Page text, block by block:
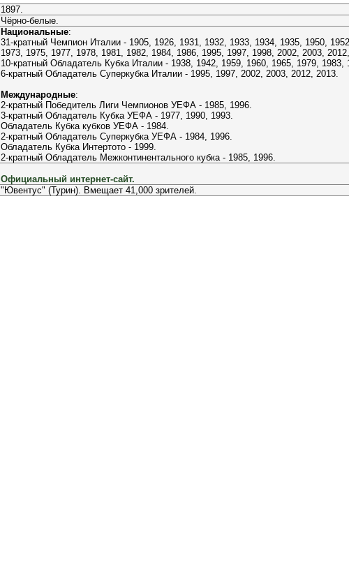
1897.
Чёрно-белые.
Национальные:
31-кратный Чемпион Италии - 1905, 1926, 1931, 1932, 1933, 1934, 1935, 1950,
1973, 1975, 1977, 1978, 1981, 1982, 1984, 1986, 1995, 1997, 1998, 2002, 2003,
10-кратный Обладатель Кубка Италии - 1938, 1942, 1959, 1960, 1965, 1979, 1983,
6-кратный Обладатель Суперкубка Италии - 1995, 1997, 2002, 2003, 2012, 2013.
Международные:
2-кратный Победитель Лиги Чемпионов УЕФА - 1985, 1996.
3-кратный Обладатель Кубка УЕФА - 1977, 1990, 1993.
Обладатель Кубка кубков УЕФА - 1984.
2-кратный Обладатель Суперкубка УЕФА - 1984, 1996.
Обладатель Кубка Интертото - 1999.
2-кратный Обладатель Межконтинентального кубка - 1985, 1996.
Официальный интернет-сайт.
"Ювентус" (Турин). Вмещает 41,000 зрителей.